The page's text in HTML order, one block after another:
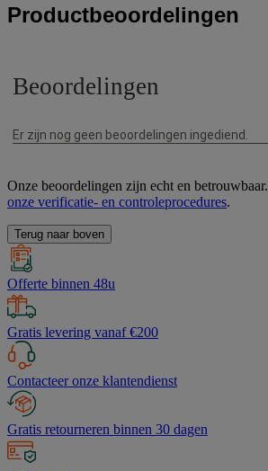
Productbeoordelingen
Onze beoordelingen zijn echt en betrouwbaar.
onze verificatie- en controleprocedures.
Terug naar boven
Offerte binnen 48u
Gratis levering vanaf €200
Contacteer onze klantendienst
Gratis retourneren binnen 30 dagen